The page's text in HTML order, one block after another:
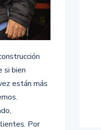
si bien
están más
Por